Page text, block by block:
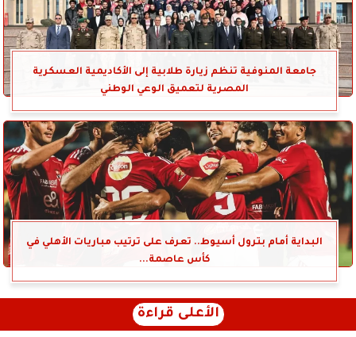
جامعة المنوفية تنظم زيارة طلابية إلى الأكاديمية العسكرية
المصرية لتعميق الوعي الوطني
البداية أمام بترول أسيوط.. تعرف على ترتيب مباريات الأهلي في
كأس عاصمة...
الأعلى قراءة